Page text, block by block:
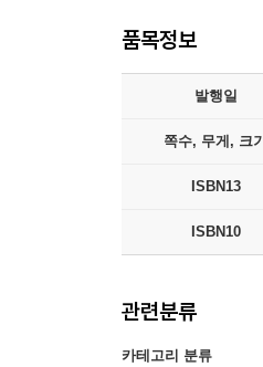
품목정보
발행일
쪽수, 무게, 크기
ISBN13
ISBN10
관련분류
카테고리 분류